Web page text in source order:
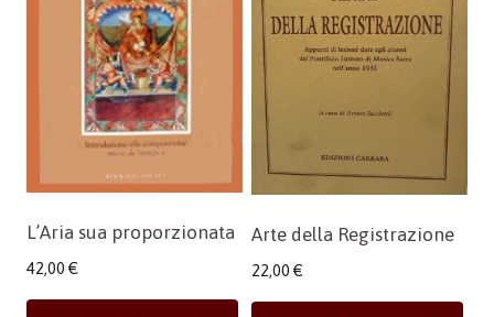
L’Aria sua proporzionata
42,00 €
Arte della Registrazione
22,00 €